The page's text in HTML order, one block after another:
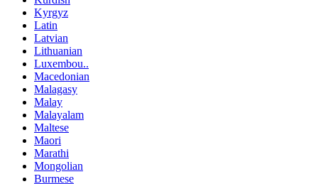
Kyrgyz
Latin
Latvian
Lithuanian
Luxembou..
Macedonian
Malagasy
Malay
Malayalam
Maltese
Maori
Marathi
Mongolian
Burmese